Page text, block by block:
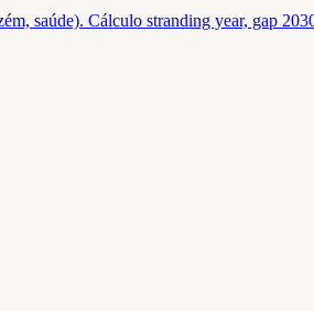
saúde). Cálculo stranding year, gap